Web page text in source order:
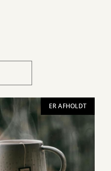
ER AFHOLDT